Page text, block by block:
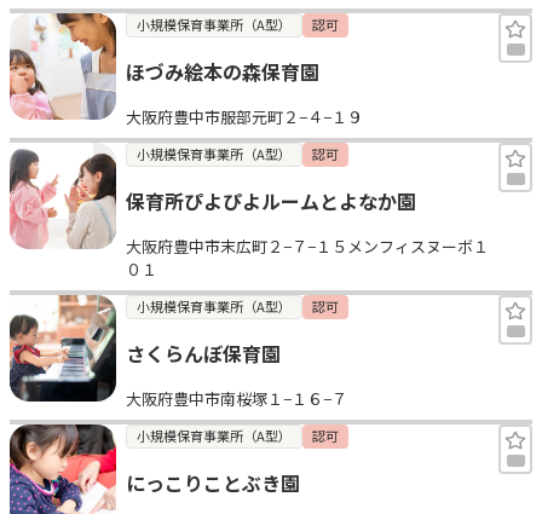
小規模保育事業所（A型） 認可
ほづみ絵本の森保育園
大阪府豊中市服部元町２−４−１９
小規模保育事業所（A型） 認可
保育所ぴよぴよルームとよなか園
大阪府豊中市末広町２−７−１５メンフィスヌーボ１
０１
小規模保育事業所（A型） 認可
さくらんぼ保育園
大阪府豊中市南桜塚１−１６−７
小規模保育事業所（A型） 認可
にっこりことぶき園